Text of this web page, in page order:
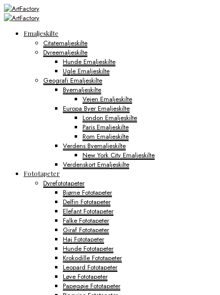
Emaljeskilte
Citatemaljeskilte
Dyreemaljeskilte
Hunde Emaljeskilte
Ugle Emaljeskilte
Geografi Emaljeskilte
Byemaljeskilte
Vejen Emaljeskilte
Europa Byer Emaljeskilte
London Emaljeskilte
Paris Emaljeskilte
Rom Emaljeskilte
Verdens Byemaljeskilte
New York City Emaljeskilte
Verdenskort Emaljeskilte
Fototapeter
Dyrefototapeter
Bjørne Fototapeter
Delfin Fototapeter
Elefant Fototapeter
Falke Fototapeter
Giraf Fototapeter
Haj Fototapeter
Hunde Fototapeter
Krokodille Fototapeter
Leopard Fototapeter
Løve Fototapeter
Papegøje Fototapeter